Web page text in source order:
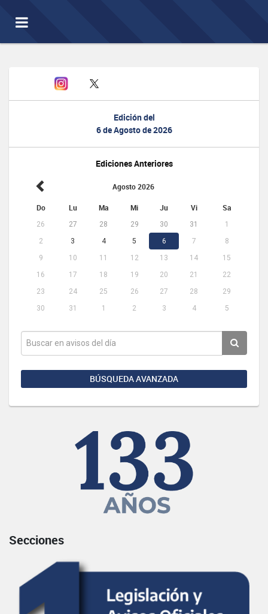
Toggle
navigation
Edición del
6 de Agosto de 2026
Ediciones Anteriores
Agosto 2026
Do Lu Ma Mi Ju Vi Sa
26 27 28 29 30 31
1
2
3 4 5 6 7
8
9
10 11 12 13 14
15
16
17 18 19 20 21
22
23
24 25 26 27 28
29
30
31 1 2 3 4 5
BÚSQUEDA AVANZADA
Secciones